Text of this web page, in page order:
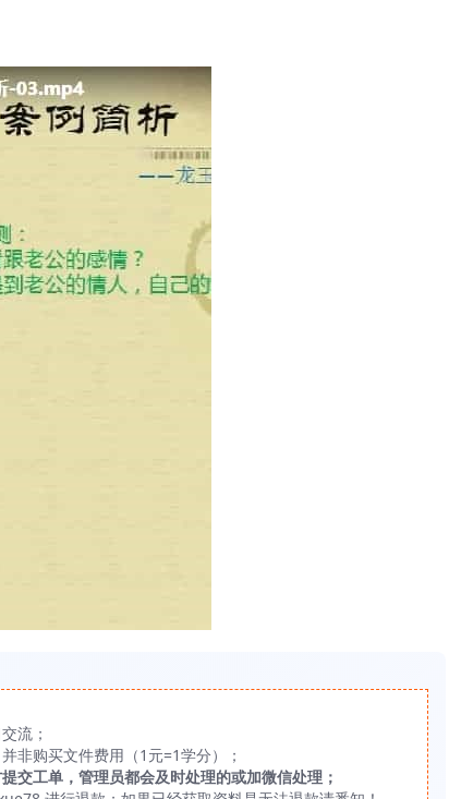
流；
非购买文件费用（1元=1学分）；
交工单，管理员都会及时处理的或加微信处理；